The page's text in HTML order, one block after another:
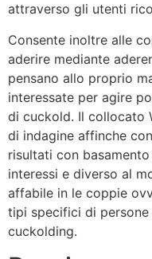
attraverso gli utenti
Consente inoltre alle
aderire mediante
pensano allo proprio
interessate per agire
di cuckold. Il collocato
di indagine affinche
risultati con
interessi e diverso al
affabile in le coppie
tipi specifici di
cuckolding.